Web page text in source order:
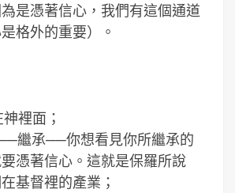
是憑著信心，我們有這個通道
是格外的重要）。
裡面；
繼承──你想看見你所繼承的
憑著信心。這就是保羅所說
基督裡的產業；